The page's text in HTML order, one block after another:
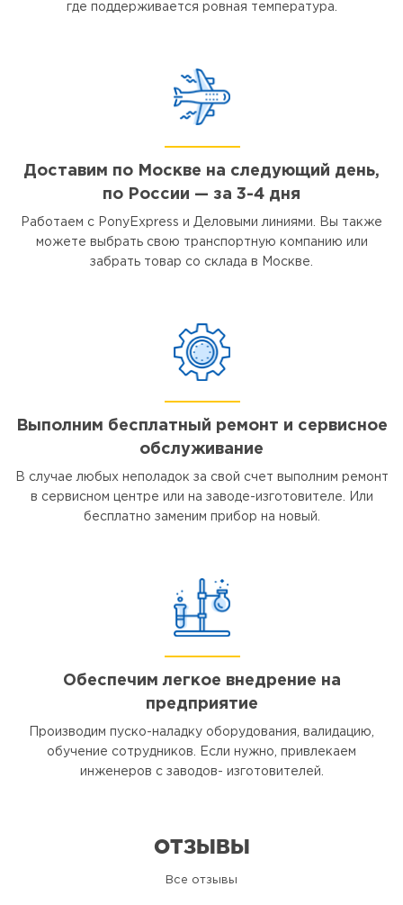
где поддерживается ровная температура.
Доставим по Москве на следующий день,
по России — за 3-4 дня
Работаем с PonyExpress и Деловыми линиями. Вы также
можете выбрать свою транспортную компанию или
забрать товар со склада в Москве.
Выполним бесплатный ремонт и сервисное
обслуживание
В случае любых неполадок за свой счет выполним ремонт
в сервисном центре или на заводе-изготовителе. Или
бесплатно заменим прибор на новый.
Обеспечим легкое внедрение на
предприятие
Производим пуско-наладку оборудования, валидацию,
обучение сотрудников. Если нужно, привлекаем
инженеров с заводов- изготовителей.
ОТЗЫВЫ
Все отзывы